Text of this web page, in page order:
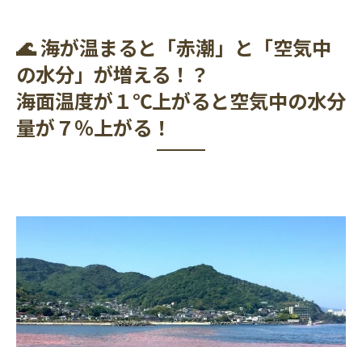
の？
🔍 現代のお家は「カビの弱点」を見つけるのが
難しい！？
原因を知ることが「カビサヨナラ」への第一
🌊 海が温まると「赤潮」と「空気中
の水分」が増える！？
海面温度が１℃上がると空気中の水分
量が７％上がる！